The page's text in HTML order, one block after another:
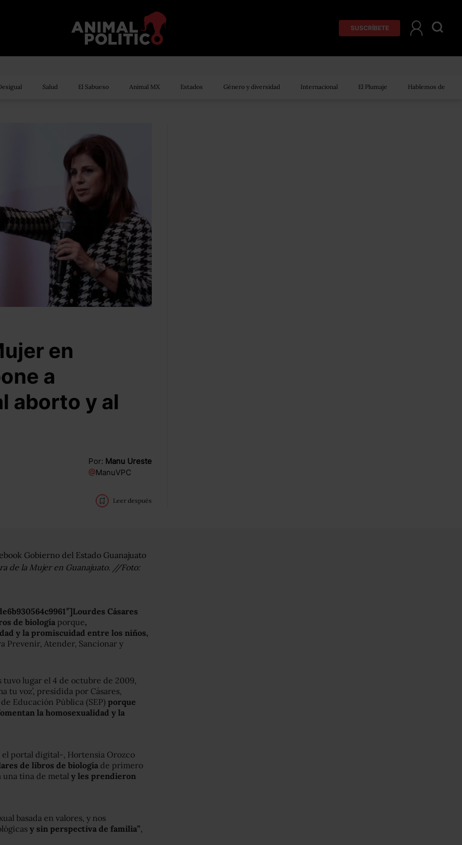
SUSCRÍBETE
Salud El Sabueso Animal MX Estados Género y diversidad Internacional El Plumaje Hablemos de
en
a
aborto y al
Por: Manu Ureste
@ManuVPC
Leer después
de la Mujer en Guanajuato. //Foto:
Cásares
de biología porque,
y la promiscuidad entre los niños,
Prevenir, Atender, Sancionar y
tuvo lugar el 4 de octubre de 2009,
tu voz’, presidida por Cásares,
Educación Pública (SEP) porque
la homosexualidad y la
el portal digital-, Hortensia Orozco
de libros de biología de primero
una tina de metal y les prendieron
basada en valores, y nos
y sin perspectiva de familia”,